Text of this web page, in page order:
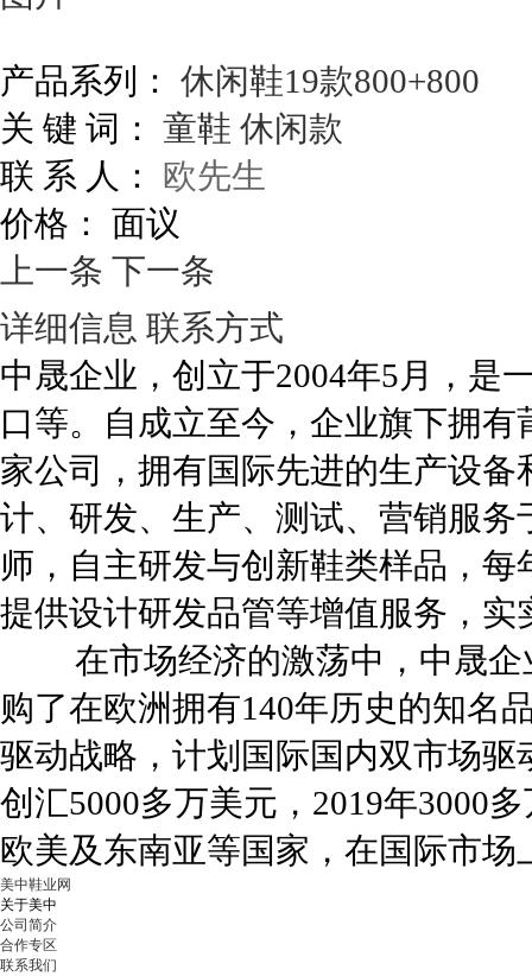
产品系列： 休闲鞋19款800+800
关 键 词： 童鞋 休闲款
联 系 人：
欧先生
价格： 面议
上一条 下一条
详细信息 联系方式
中晟企业，创立于2004年5月，是
口等。自成立至今，企业旗下拥
家公司，拥有国际先进的生产设
计、研发、生产、测试、营销服
师，自主研发与创新鞋类样品，
提供设计研发品管等增值服务，
在市场经济的激荡中，中晟企
购了在欧洲拥有140年历史的知名
驱动战略，计划国际国内双市场驱
创汇5000多万美元，2019年3000
欧美及东南亚等国家，在国际市场
美中鞋业网
关于美中
公司简介
合作专区
联系我们